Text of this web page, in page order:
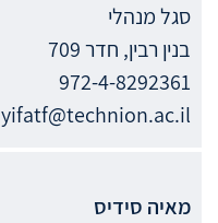
סגל מנהלי
בנין רבין, חדר 709
972-4-8292361
yifatf@technion.ac.il
מאיה סידיס